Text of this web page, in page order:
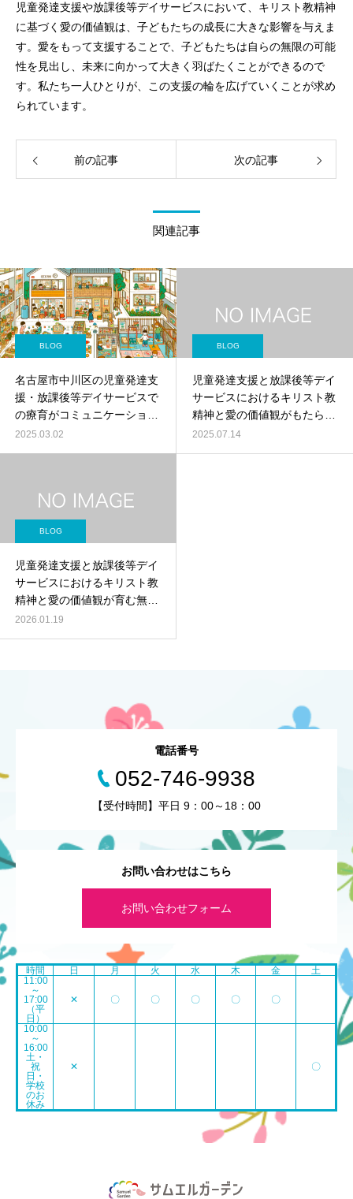
児童発達支援や放課後等デイサービスにおいて、キリスト教精神
に基づく愛の価値観は、子どもたちの成長に大きな影響を与えま
す。愛をもって支援することで、子どもたちは自らの無限の可能
性を見出し、未来に向かって大きく羽ばたくことができるので
す。私たち一人ひとりが、この支援の輪を広げていくことが求め
られています。
前の記事 次の記事
関連記事
BLOG
名古屋市中川区の児童発達支
援・放課後等デイサービスで
の療育がコミュニケーション
能力と集団生活適応をサポー
2025.03.02
BLOG
児童発達支援と放課後等デイ
サービスにおけるキリスト教
精神と愛の価値観がもたらす
無限の可能性
2025.07.14
BLOG
児童発達支援と放課後等デイ
サービスにおけるキリスト教
精神と愛の価値観が育む無限
の可能性
2026.01.19
お問い合わせはこちら
お問い合わせフォーム
電話番号
052-746-9938
【受付時間】平日 9：00～18：00
時間 日 月 火 水 木 金
土
11:00
～
17:00
（平
日）
✕ 〇 〇 〇 〇 〇
10:00
～
16:00
土・
祝
日・
学校
のお
休み
✕ 〇